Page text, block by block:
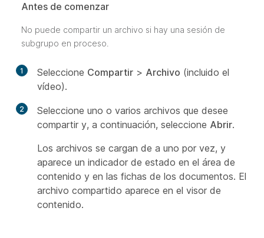
Antes de comenzar
No puede compartir un archivo si hay una sesión de
subgrupo en proceso.
1 Seleccione Compartir > Archivo (incluido el
vídeo).
2
Seleccione uno o varios archivos que desee
compartir y, a continuación, seleccione Abrir.
Los archivos se cargan de a uno por vez, y
aparece un indicador de estado en el área de
contenido y en las fichas de los documentos. El
archivo compartido aparece en el visor de
contenido.